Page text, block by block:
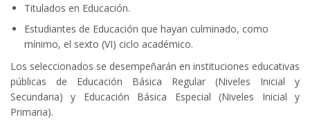
Titulados en Educación.
Estudiantes de Educación que hayan culminado, como
mínimo, el sexto (VI) ciclo académico.
Los seleccionados se desempeñarán en instituciones educativas
públicas de Educación Básica Regular (Niveles Inicial y
Secundaria) y Educación Básica Especial (Niveles Inicial y
Primaria).